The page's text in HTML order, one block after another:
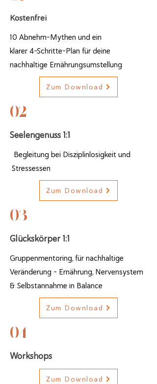
Kostenfrei
10 Abnehm-Mythen und ein
klarer 4-Schritte-Plan für deine
nachhaltige Ernährungsumstellung
Zum Download
02
Seelengenuss 1:1
Begleitung bei Disziplinlosigkeit und
Stressessen
Zum Download
03
Glückskörper 1:1
Gruppenmentoring, für nachhaltige
Veränderung – Ernährung, Nervensystem
& Selbstannahme in Balance
Zum Download
04
Workshops
Zum Download